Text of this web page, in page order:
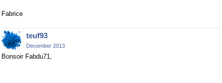
Fabrice
teuf93
December 2013
Bonsoir Fabdu71,